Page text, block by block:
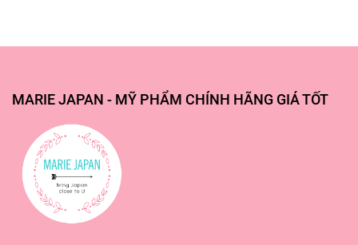
MARIE JAPAN - MỸ PHẨM CHÍNH HÃNG GIÁ TỐT